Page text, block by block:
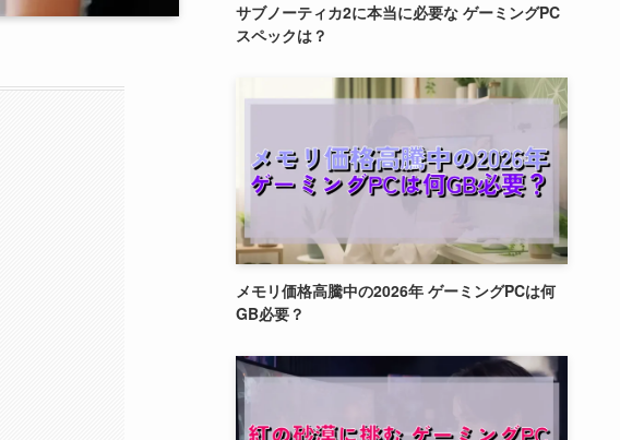
サブノーティカ2に本当に必要な ゲーミングPC
スペックは？
メモリ価格高騰中の2026年 ゲーミングPCは何
GB必要？